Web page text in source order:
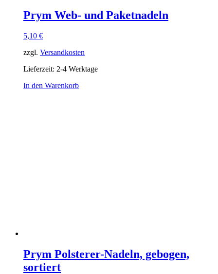
Prym Web- und Paketnadeln
5,10 €
zzgl. Versandkosten
Lieferzeit: 2-4 Werktage
In den Warenkorb
Prym Polsterer-Nadeln, gebogen,
sortiert